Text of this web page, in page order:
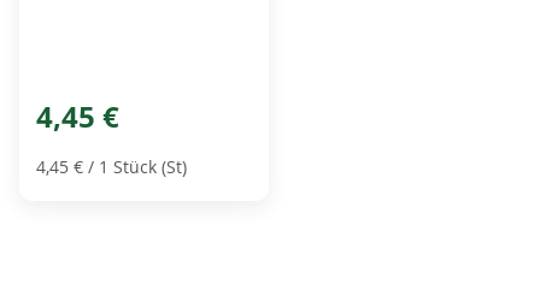
4,45 €
4,45 € / 1 Stück (St)